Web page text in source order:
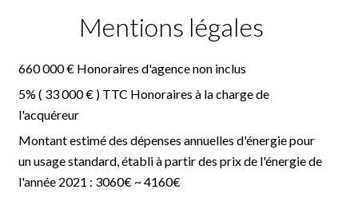
Mentions légales
660 000 € Honoraires d'agence non inclus
5% ( 33 000 € ) TTC Honoraires à la charge de
l'acquéreur
Montant estimé des dépenses annuelles d'énergie pour
un usage standard, établi à partir des prix de l'énergie de
l'année 2021 : 3060€ ~ 4160€